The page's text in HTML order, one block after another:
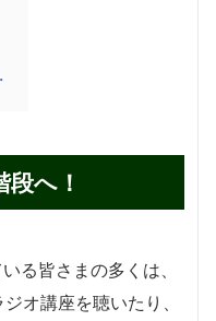
へ！
る皆さまの多くは、
オ講座を聴いたり、